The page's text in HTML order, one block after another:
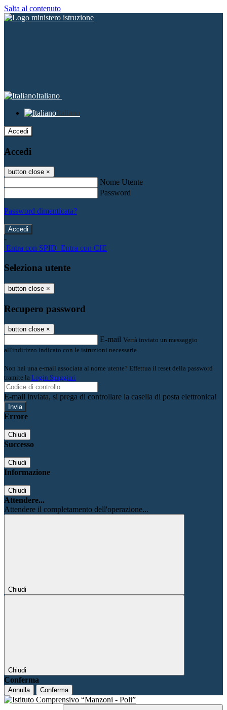
Salta al contenuto
Italiano
Italiano
Accedi
Accedi
button close ×
Nome Utente
Password
Password dimenticata?
-
Entra con SPID Entra con CIE
Seleziona utente
button close ×
Recupero password
button close ×
E-mail Verrà inviato un messaggio
all'indirizzo indicato con le istruzioni necessarie.
Non hai una e-mail associata al nome utente? Effettua il reset della password
tramite la Login Spaggiari
E-mail inviata, si prega di controllare la casella di posta elettronica!
Errore
Chiudi
Successo
Chiudi
Informazione
Chiudi
Attendere...
Attendere il completamento dell'operazione...
Chiudi
Chiudi
Conferma
Annulla Conferma